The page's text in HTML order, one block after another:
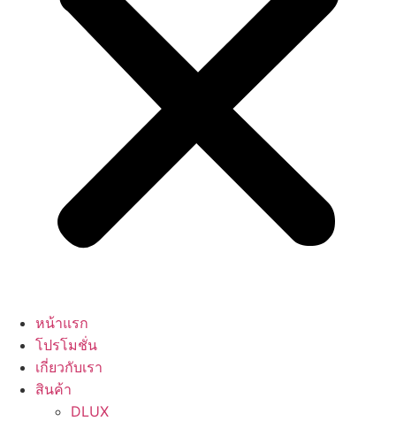
หน้าแรก
โปรโมชั่น
เกี่ยวกับเรา
สินค้า
DLUX